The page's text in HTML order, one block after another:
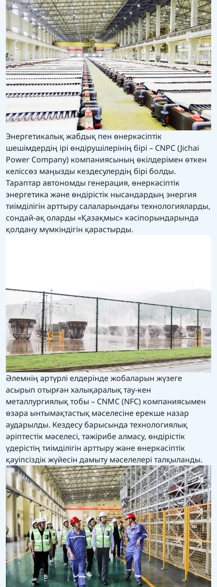
Энергетикалық жабдық пен өнеркәсіптік
шешімдердің ірі өндірушілерінің бірі – CNPC (Jichai
Power Company) компаниясының өкілдерімен өткен
келіссөз маңызды кездесулердің бірі болды.
Тараптар автономды генерация, өнеркәсіптік
энергетика және өндірістік нысандардың энергия
тиімділігін арттыру салаларындағы технологияларды,
сондай-ақ оларды «Қазақмыс» кәсіпорындарында
қолдану мүмкіндігін қарастырды.
Әлемнің әртүрлі елдерінде жобаларын жүзеге
асырып отырған халықаралық тау-кен
металлургиялық тобы – CNMC (NFC) компаниясымен
өзара ынтымақтастық мәселесіне ерекше назар
аударылды. Кездесу барысында технологиялық
әріптестік мәселесі, тәжірибе алмасу, өндірістік
үдерістің тиімділігін арттыру және өнеркәсіптік
қауіпсіздік жүйесін дамыту мәселелері талқыланды.